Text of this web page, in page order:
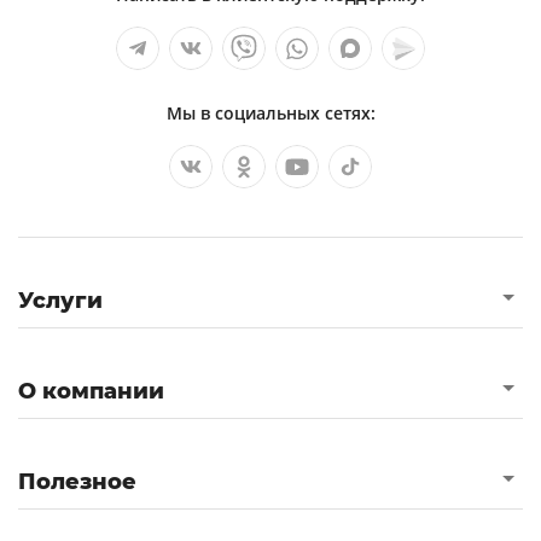
Роль народного сценического танца в
сохранении традиций.
Невербальная коммуникация в различных
деятельности современного музея
Международный этикет
Блюда из макаронных изделий и риса в
культурных исследованиях
Археологические источники в музейной
Мы в социальных сетях:
Услуги
О компании
Полезное